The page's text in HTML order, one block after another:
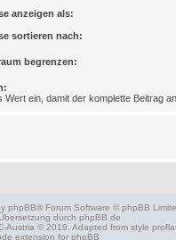
anzeigen als:
sortieren nach:
begrenzen:
Wert ein, damit der komplette Beitrag
phpBB® Forum Software © phpBB
durch phpBB.de
Austria © 2019. Adapted from style
extension for phpBB